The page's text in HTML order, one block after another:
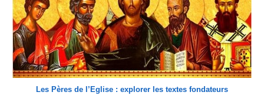
Les Pères de l’Eglise : explorer les textes fondateurs